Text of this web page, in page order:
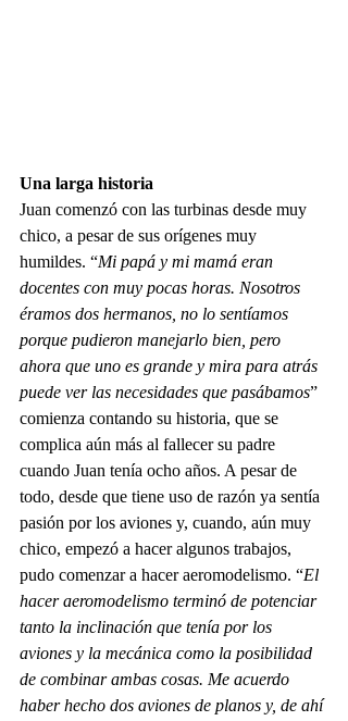
Una larga historia
Juan comenzó con las turbinas desde muy
chico, a pesar de sus orígenes muy
humildes. “Mi papá y mi mamá eran
docentes con muy pocas horas. Nosotros
éramos dos hermanos, no lo sentíamos
porque pudieron manejarlo bien, pero
ahora que uno es grande y mira para atrás
puede ver las necesidades que pasábamos”
comienza contando su historia, que se
complica aún más al fallecer su padre
cuando Juan tenía ocho años. A pesar de
todo, desde que tiene uso de razón ya sentía
pasión por los aviones y, cuando, aún muy
chico, empezó a hacer algunos trabajos,
pudo comenzar a hacer aeromodelismo. “El
hacer aeromodelismo terminó de potenciar
tanto la inclinación que tenía por los
aviones y la mecánica como la posibilidad
de combinar ambas cosas. Me acuerdo
haber hecho dos aviones de planos y, de ahí